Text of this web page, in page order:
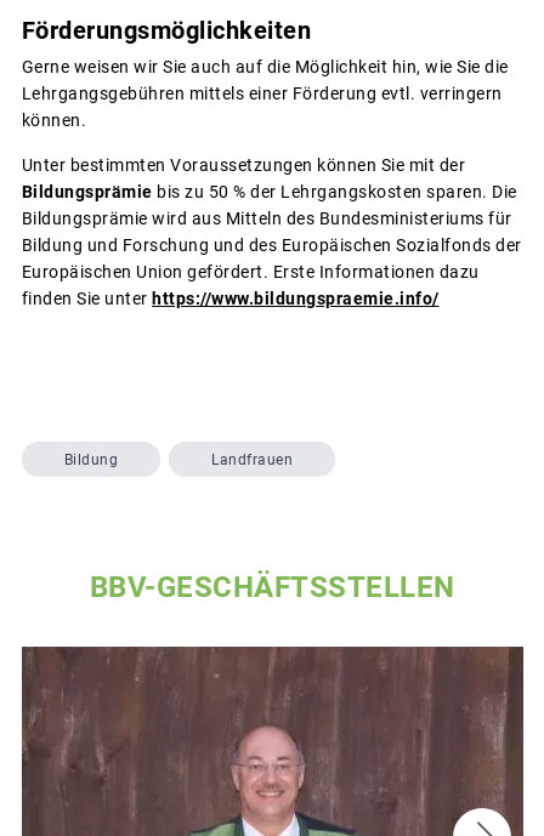
Förderungsmöglichkeiten
Gerne weisen wir Sie auch auf die Möglichkeit hin, wie Sie die
Lehrgangsgebühren mittels einer Förderung evtl. verringern
können.
Unter bestimmten Voraussetzungen können Sie mit der
Bildungsprämie bis zu 50 % der Lehrgangskosten sparen. Die
Bildungsprämie wird aus Mitteln des Bundesministeriums für
Bildung und Forschung und des Europäischen Sozialfonds der
Europäischen Union gefördert. Erste Informationen dazu
finden Sie unter https://www.bildungspraemie.info/
Bildung Landfrauen
BBV-GESCHÄFTSSTELLEN